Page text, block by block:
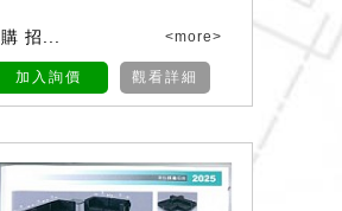
招... <more>
觀看詳細
加入詢價